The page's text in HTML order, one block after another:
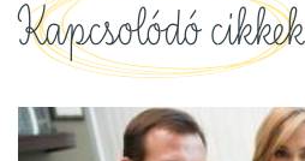
Kapcsolódó cikkek